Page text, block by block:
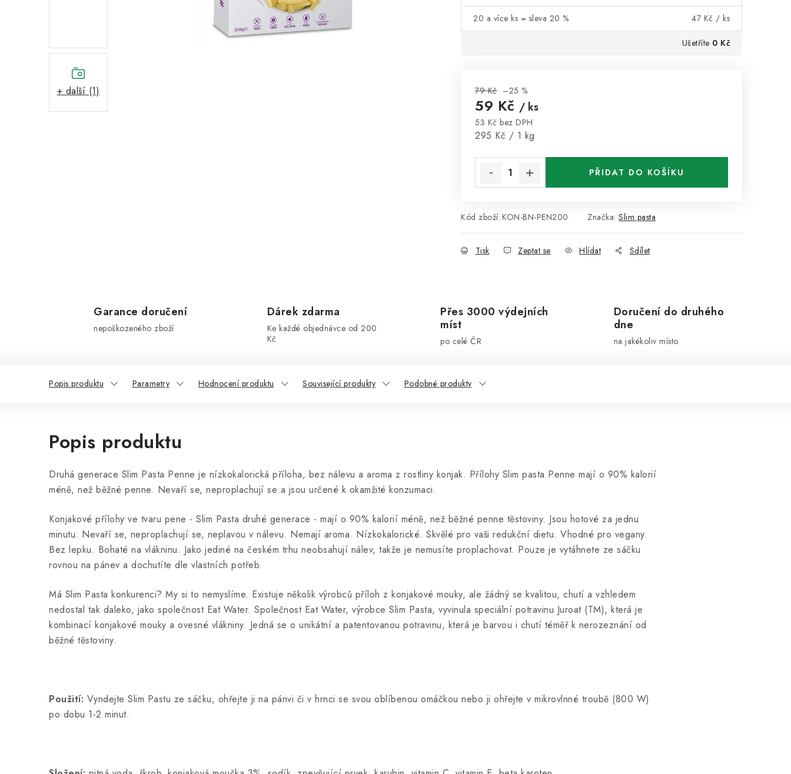
+ další (1)
20 a více ks = sleva 20 % 47 Kč / ks
Ušetříte 0 Kč
79 Kč –25 %
59 Kč / ks
53 Kč bez DPH
Měrná cena:
295 Kč / 1 kg
PŘIDAT DO KOŠÍKU
Kód zboží: KON-BN-PEN200 Značka: Slim pasta
Tisk Zeptat se Hlídat Sdílet
Garance doručení
nepoškozeného zboží
Dárek zdarma
Ke každé objednávce od 200
Kč
Přes 3000 výdejních
míst
po celé ČR
Doručení do druhého
dne
na jakékoliv místo
Popis produktu Parametry Hodnocení produktu Související produkty Podobné produkty
Popis produktu
Druhá generace Slim Pasta Penne je nízkokalorická příloha, bez nálevu a aroma z rostliny konjak. Přílohy Slim pasta Penne mají o 90% kalorií
méně, než běžné penne. Nevaří se, neproplachují se a jsou určené k okamžité konzumaci.
Konjakové přílohy ve tvaru pene - Slim Pasta druhé generace - mají o 90% kalorií méně, než běžné penne těstoviny. Jsou hotové za jednu
minutu. Nevaří se, neproplachují se, neplavou v nálevu. Nemají aroma. Nízkokalorické. Skvělé pro vaši redukční dietu. Vhodné pro vegany.
Bez lepku. Bohaté na vlákninu. Jako jediné na českém trhu neobsahují nálev, takže je nemusíte proplachovat. Pouze je vytáhnete ze sáčku
rovnou na pánev a dochutíte dle vlastních potřeb.
Má Slim Pasta konkurenci? My si to nemyslíme. Existuje několik výrobců příloh z konjakové mouky, ale žádný se kvalitou, chutí a vzhledem
nedostal tak daleko, jako společnost Eat Water. Společnost Eat Water, výrobce Slim Pasta, vyvinula speciální potravinu Juroat (TM), která je
kombinací konjakové mouky a ovesné vlákniny. Jedná se o unikátní a patentovanou potravinu, která je barvou i chutí téměř k nerozeznání od
běžné těstoviny.
Použití: Vyndejte Slim Pastu ze sáčku, ohřejte ji na pánvi či v hrnci se svou oblíbenou omáčkou nebo ji ohřejte v mikrovlnné troubě (800 W)
po dobu 1-2 minut.